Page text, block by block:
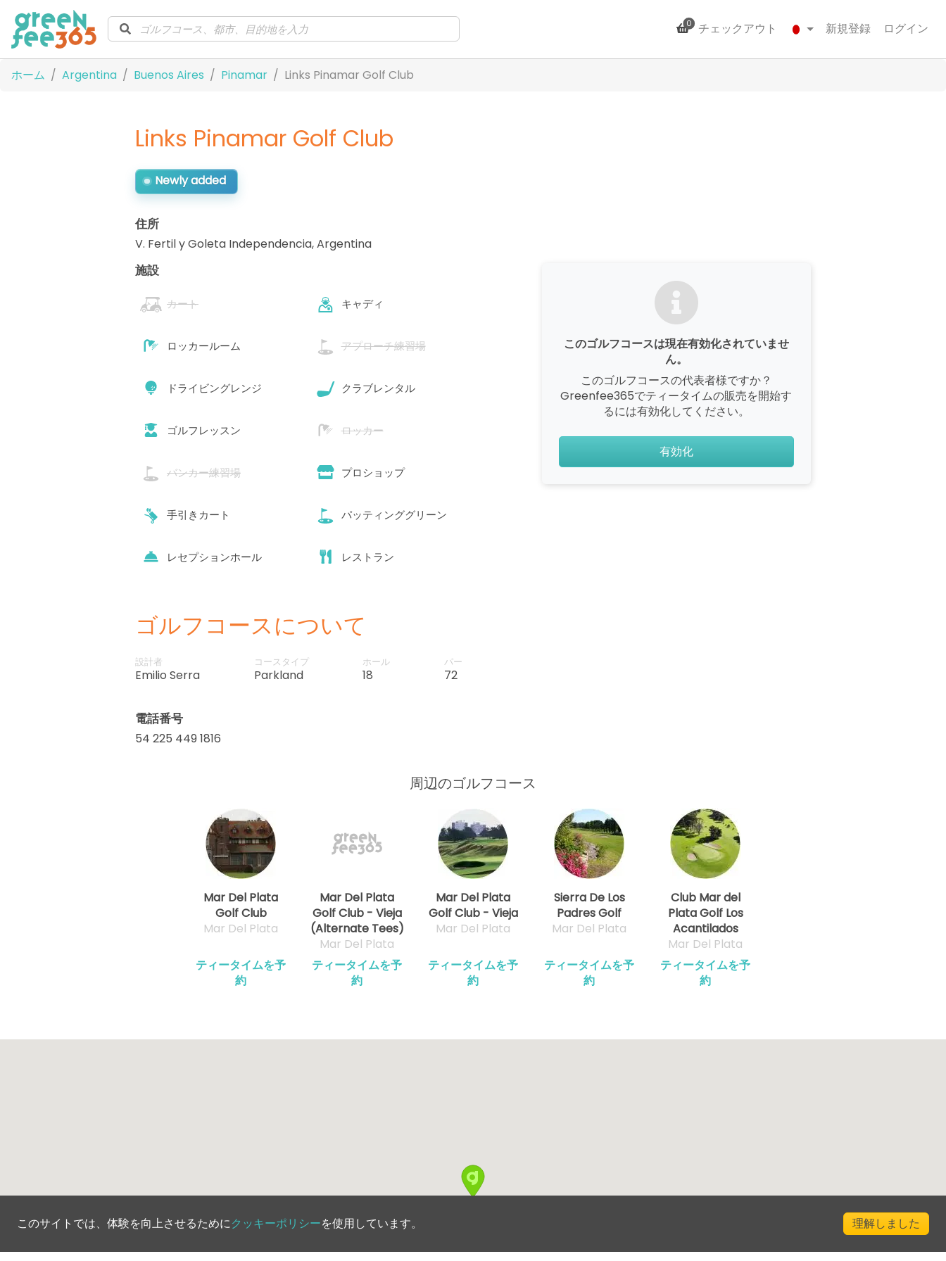
0 チェックアウト 新規登録 ログイン
ホーム Argentina Buenos Aires Pinamar Links Pinamar Golf Club
Links Pinamar Golf Club
Newly added
住所
V. Fertil y Goleta Independencia,Argentina
このゴルフコースは現在有効化されていませ
ん。
このゴルフコースの代表者様ですか？
Greenfee365でティータイムの販売を開始す
るには有効化してください。
有効化
施設
カート キャディ
ロッカールーム アプローチ練習場
ドライビングレンジ クラブレンタル
ゴルフレッスン ロッカー
バンカー練習場 プロショップ
手引きカート パッティンググリーン
レセプションホール レストラン
ゴルフコースについて
設計者
Emilio Serra
コースタイプ
Parkland
ホール
18
パー
72
電話番号
54 225 449 1816
周辺のゴルフコース
Mar Del Plata
Golf Club
Mar Del Plata
ティータイムを予
約
Mar Del Plata
Golf Club - Vieja
(Alternate Tees)
Mar Del Plata
ティータイムを予
約
Mar Del Plata
Golf Club - Vieja
Mar Del Plata
ティータイムを予
約
Sierra De Los
Padres Golf
Mar Del Plata
ティータイムを予
約
Club Mar del
Plata Golf Los
Acantilados
Mar Del Plata
ティータイムを予
約
このサイトでは、体験を向上させるためにクッキーポリシーを使用しています。 理解しました